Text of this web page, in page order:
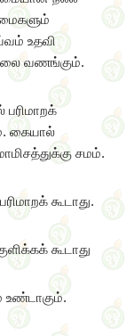
உதவி
வணங்கும்.
கையால்
சமம்.
கூடாது.
கூடாது
உண்டாகும்.